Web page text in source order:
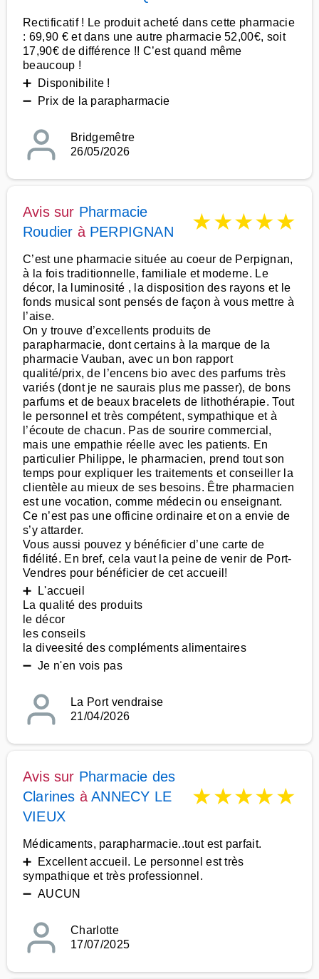
Rectificatif ! Le produit acheté dans cette pharmacie
: 69,90 € et dans une autre pharmacie 52,00€, soit
17,90€ de différence !! C’est quand même
beaucoup !
➕ Disponibilite !
➖ Prix de la parapharmacie
Bridgemêtre
26/05/2026
Avis sur Pharmacie
Roudier à PERPIGNAN ★★★★★
C’est une pharmacie située au coeur de Perpignan,
à la fois traditionnelle, familiale et moderne. Le
décor, la luminosité , la disposition des rayons et le
fonds musical sont pensés de façon à vous mettre à
l’aise.
On y trouve d’excellents produits de
parapharmacie, dont certains à la marque de la
pharmacie Vauban, avec un bon rapport
qualité/prix, de l’encens bio avec des parfums très
variés (dont je ne saurais plus me passer), de bons
parfums et de beaux bracelets de lithothérapie. Tout
le personnel et très compétent, sympathique et à
l’écoute de chacun. Pas de sourire commercial,
mais une empathie réelle avec les patients. En
particulier Philippe, le pharmacien, prend tout son
temps pour expliquer les traitements et conseiller la
clientèle au mieux de ses besoins. Être pharmacien
est une vocation, comme médecin ou enseignant.
Ce n’est pas une officine ordinaire et on a envie de
s’y attarder.
Vous aussi pouvez y bénéficier d’une carte de
fidélité. En bref, cela vaut la peine de venir de Port-
Vendres pour bénéficier de cet accueil!
➕ L'accueil
La qualité des produits
le décor
les conseils
la diveesité des compléments alimentaires
➖ Je n'en vois pas
La Port vendraise
21/04/2026
Avis sur Pharmacie des
Clarines àANNECY LE
VIEUX
★★★★★
Médicaments, parapharmacie..tout est parfait.
➕ Excellent accueil. Le personnel est très
sympathique et très professionnel.
➖ AUCUN
Charlotte
17/07/2025